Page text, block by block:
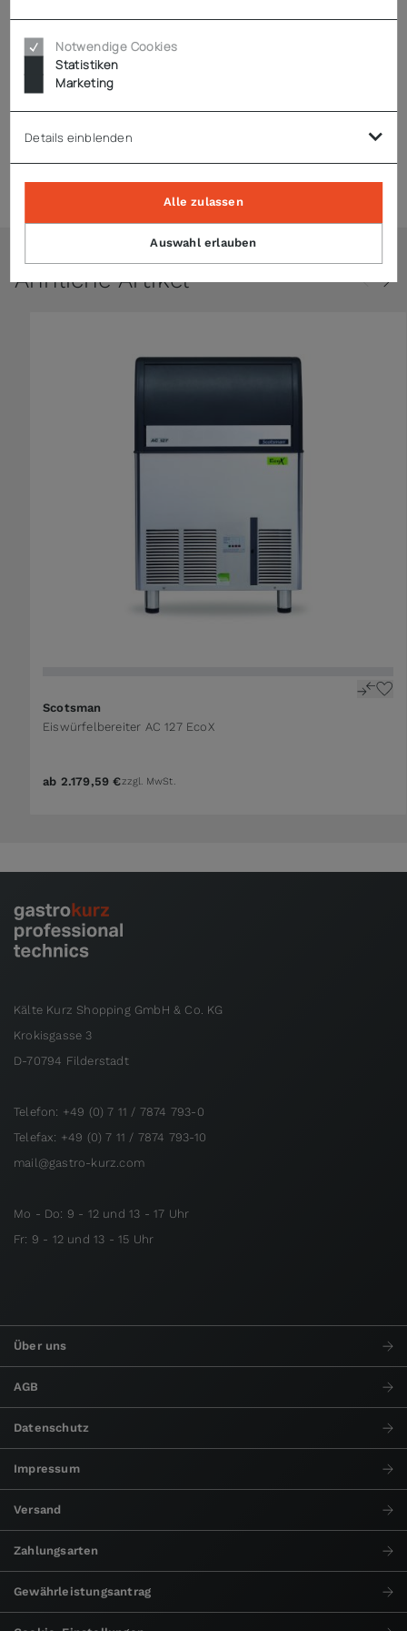
Ähnliche Artikel
Scotsman
Eiswürfelbereiter AC 127 EcoX
ab 2.179,59 €zzgl. MwSt.
Kälte Kurz Shopping GmbH & Co. KG
Krokisgasse 3
D-70794 Filderstadt
Telefon: +49 (0) 7 11 / 7874 793-0
Telefax: +49 (0) 7 11 / 7874 793-10
mail@gastro-kurz.com
Mo - Do: 9 - 12 und 13 - 17 Uhr
Fr: 9 - 12 und 13 - 15 Uhr
Über uns
AGB
Datenschutz
Impressum
Versand
Zahlungsarten
Gewährleistungsantrag
Notwendige Cookies
Statistiken
Marketing
Details einblenden
Auswahl erlauben
Alle zulassen